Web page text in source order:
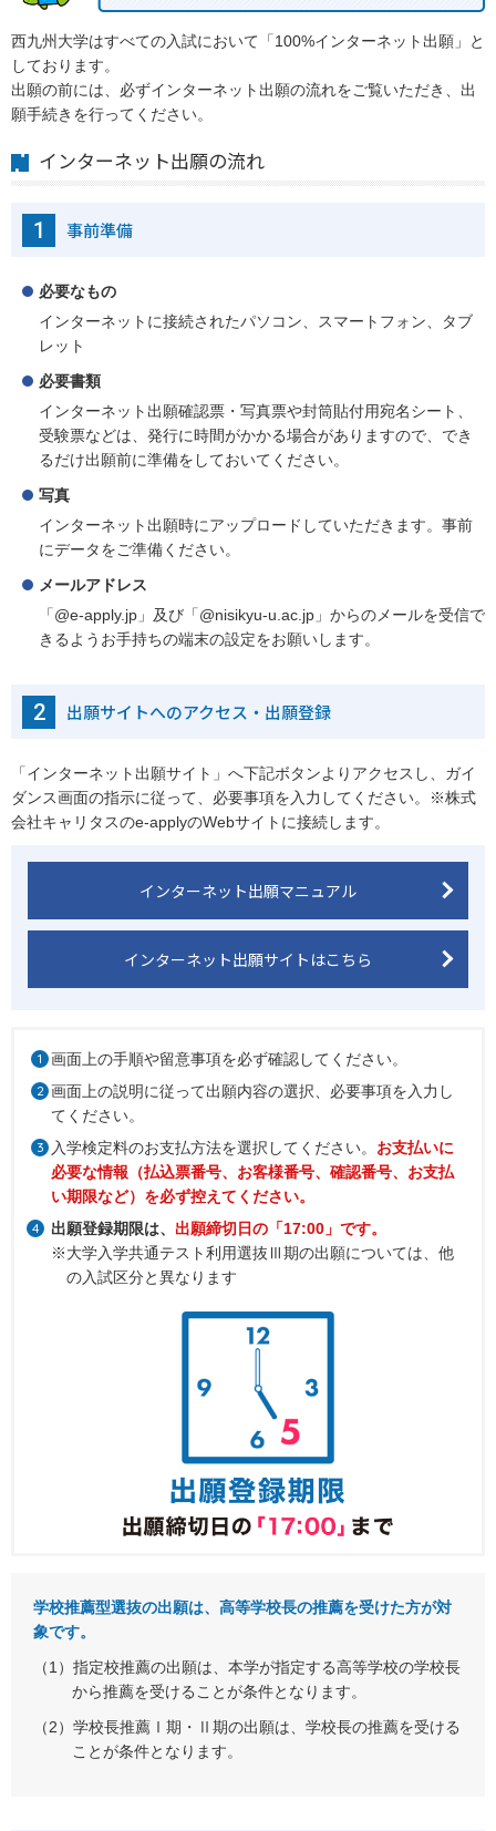
西九州大学はすべての入試において「100%インターネット出願」と
しております。
出願の前には、必ずインターネット出願の流れをご覧いただき、出
願手続きを行ってください。
インターネット出願の流れ
1 事前準備
必要なもの
インターネットに接続されたパソコン、スマートフォン、タブ
レット
必要書類
インターネット出願確認票・写真票や封筒貼付用宛名シート、
受験票などは、発行に時間がかかる場合がありますので、でき
るだけ出願前に準備をしておいてください。
写真
インターネット出願時にアップロードしていただきます。事前
にデータをご準備ください。
メールアドレス
「@e-apply.jp」及び「@nisikyu-u.ac.jp」からのメールを受信で
きるようお手持ちの端末の設定をお願いします。
2 出願サイトへのアクセス・出願登録
「インターネット出願サイト」へ下記ボタンよりアクセスし、ガイ
ダンス画面の指示に従って、必要事項を入力してください。※株式
会社キャリタスのe-applyのWebサイトに接続します。
インターネット出願マニュアル
インターネット出願サイトはこちら
1 画面上の手順や留意事項を必ず確認してください。
2 画面上の説明に従って出願内容の選択、必要事項を入力し
てください。
3 入学検定料のお支払方法を選択してください。 お支払いに
必要な情報（払込票番号、お客様番号、確認番号、お支払
い期限など）を必ず控えてください。
4 出願登録期限は、 出願締切日の「17:00」です。
※大学入学共通テスト利用選抜Ⅲ期の出願については、他
の入試区分と異なります
学校推薦型選抜の出願は、高等学校長の推薦を受けた方が対
象です。
（1）指定校推薦の出願は、本学が指定する高等学校の学校長
から推薦を受けることが条件となります。
（2）学校長推薦Ⅰ期・Ⅱ期の出願は、学校長の推薦を受ける
ことが条件となります。